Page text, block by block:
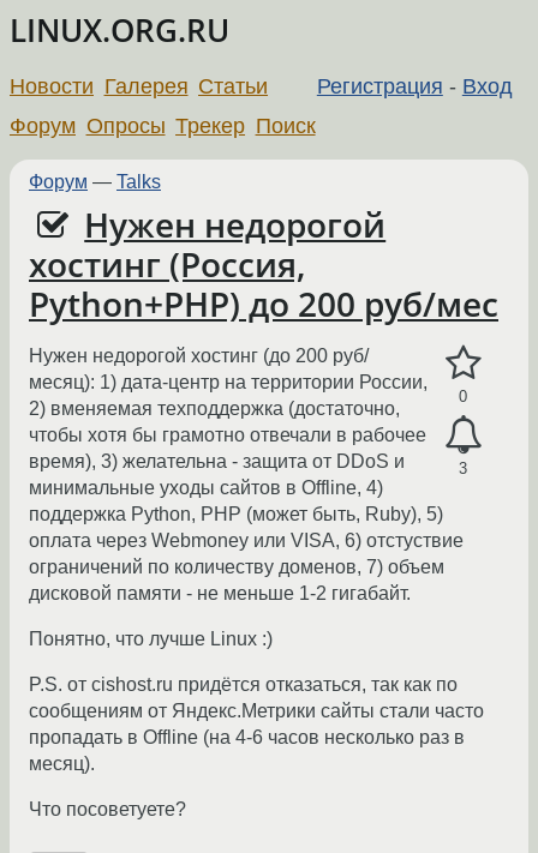
LINUX.ORG.RU
Регистрация - Вход
Новости Галерея Статьи
Форум Опросы Трекер Поиск
Форум — Talks
Нужен недорогой
хостинг (Россия,
Python+PHP) до 200 руб/мес
0
3
Нужен недорогой хостинг (до 200 руб/
месяц): 1) дата-центр на территории России,
2) вменяемая техподдержка (достаточно,
чтобы хотя бы грамотно отвечали в рабочее
время), 3) желательна - защита от DDoS и
минимальные уходы сайтов в Offline, 4)
поддержка Python, PHP (может быть, Ruby), 5)
оплата через Webmoney или VISA, 6) отстуствие
ограничений по количеству доменов, 7) объем
дисковой памяти - не меньше 1-2 гигабайт.
Понятно, что лучше Linux :)
P.S. от cishost.ru придётся отказаться, так как по
сообщениям от Яндекс.Метрики сайты стали часто
пропадать в Offline (на 4-6 часов несколько раз в
месяц).
Что посоветуете?